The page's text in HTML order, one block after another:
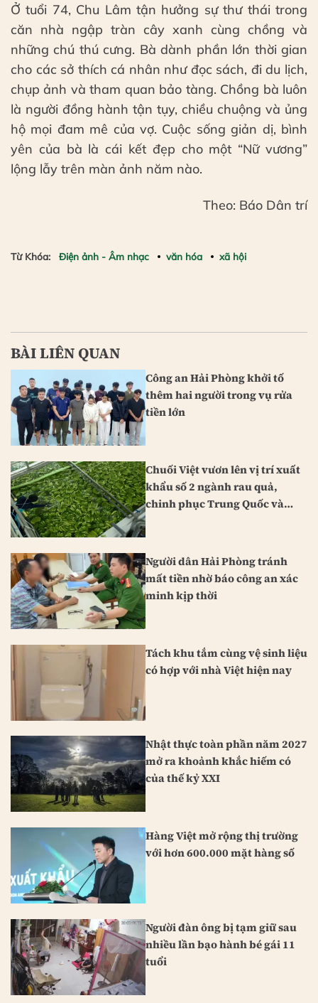
Ở tuổi 74, Chu Lâm tận hưởng sự thư thái trong
căn nhà ngập tràn cây xanh cùng chồng và
những chú thú cưng. Bà dành phần lớn thời gian
cho các sở thích cá nhân như đọc sách, đi du lịch,
chụp ảnh và tham quan bảo tàng. Chồng bà luôn
là người đồng hành tận tụy, chiều chuộng và ủng
hộ mọi đam mê của vợ. Cuộc sống giản dị, bình
yên của bà là cái kết đẹp cho một “Nữ vương”
lộng lẫy trên màn ảnh năm nào.
Theo: Báo Dân trí
Từ Khóa: Điện ảnh - Âm nhạc văn hóa xã hội
BÀI LIÊN QUAN
Công an Hải Phòng khởi tố
thêm hai người trong vụ rửa
tiền lớn
Chuối Việt vươn lên vị trí xuất
khẩu số 2 ngành rau quả,
chinh phục Trung Quốc và
Người dân Hải Phòng tránh
mất tiền nhờ báo công an xác
minh kịp thời
Tách khu tắm cùng vệ sinh liệu
có hợp với nhà Việt hiện nay
Nhật thực toàn phần năm 2027
mở ra khoảnh khắc hiếm có
của thế kỷ XXI
Hàng Việt mở rộng thị trường
với hơn 600.000 mặt hàng số
Người đàn ông bị tạm giữ sau
nhiều lần bạo hành bé gái 11
tuổi